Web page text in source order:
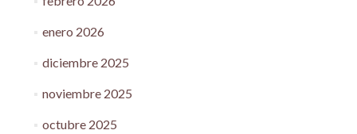
enero 2026
diciembre 2025
noviembre 2025
octubre 2025